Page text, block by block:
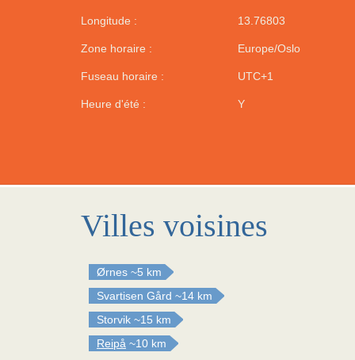
Longitude : 13.76803
Zone horaire : Europe/Oslo
Fuseau horaire : UTC+1
Heure d'été : Y
Villes voisines
Ørnes ~5 km
Svartisen Gård ~14 km
Storvik ~15 km
Reipå ~10 km